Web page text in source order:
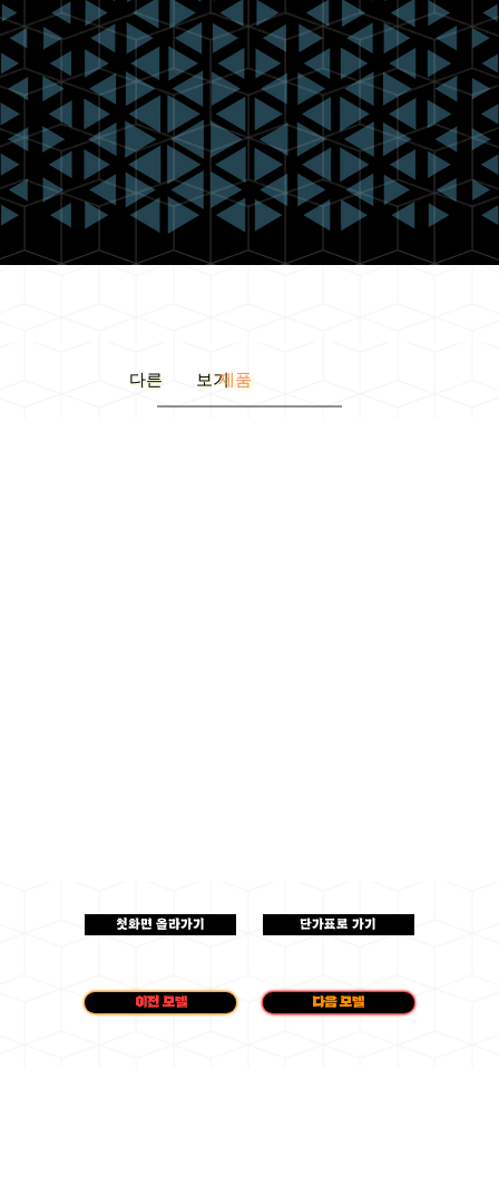
다른 보기제품
첫화면 올라가기 단가표로 가기
이전 모델 다음 모델